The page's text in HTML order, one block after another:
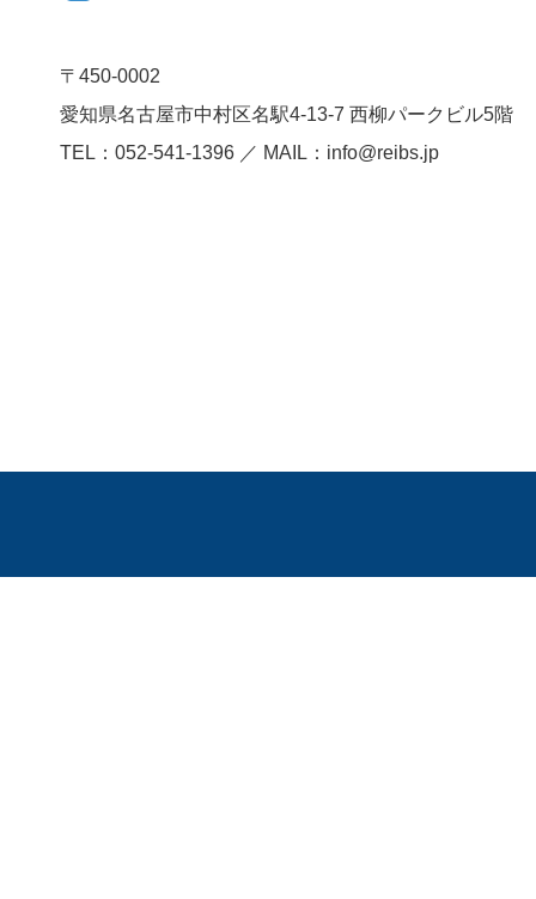
〒450-0002
愛知県名古屋市中村区名駅4-13-7 西柳パークビル5階
TEL：052-541-1396 ／ MAIL：info@reibs.jp